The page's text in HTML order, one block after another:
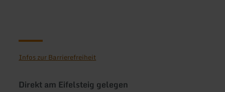
Infos zur Barrierefreiheit
Direkt am Eifelsteig gelegen